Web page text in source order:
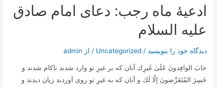
دعای
تعقیب
نماز
من
ارجوه
ادعیۀ ماه رجب: دعای امام صادق
علیه السلام
دیدگاه‌ خود را بنویسید /
Uncategorized / از admin
خابَ الوافِدونَ عَلَىٰ غَيرِك آنان که بر غیرِ تو وارد شدند ناکام شدند و
خَسِرَ المُتَعَرِّضونَ إلّا لَك و آنان که به غیرِ تو روی آوردند زیان دیدند و